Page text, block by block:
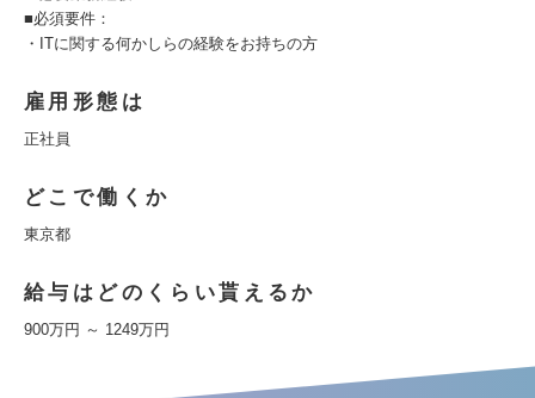
■必須要件：
・ITに関する何かしらの経験をお持ちの方
雇用形態は
正社員
どこで働くか
東京都
給与はどのくらい貰えるか
900万円 ～ 1249万円